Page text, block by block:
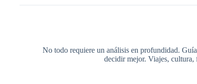
No todo requiere un análisis en profundidad.
decidir mejor. Viajes, cultura,